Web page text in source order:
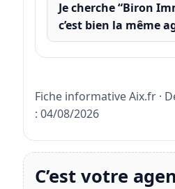
Je cherche “Biron
c’est bien la même
Fiche informative Aix.fr ·
: 04/08/2026
C’est votre